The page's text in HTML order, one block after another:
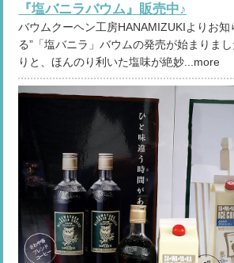
『塩バニラバウム』販売中♪
バウムクーヘン工房HANAMIZUKIよりお知
る”「塩バニラ」バウムの発売が始まりま
りと、ほんのり利いた塩味が絶妙...more